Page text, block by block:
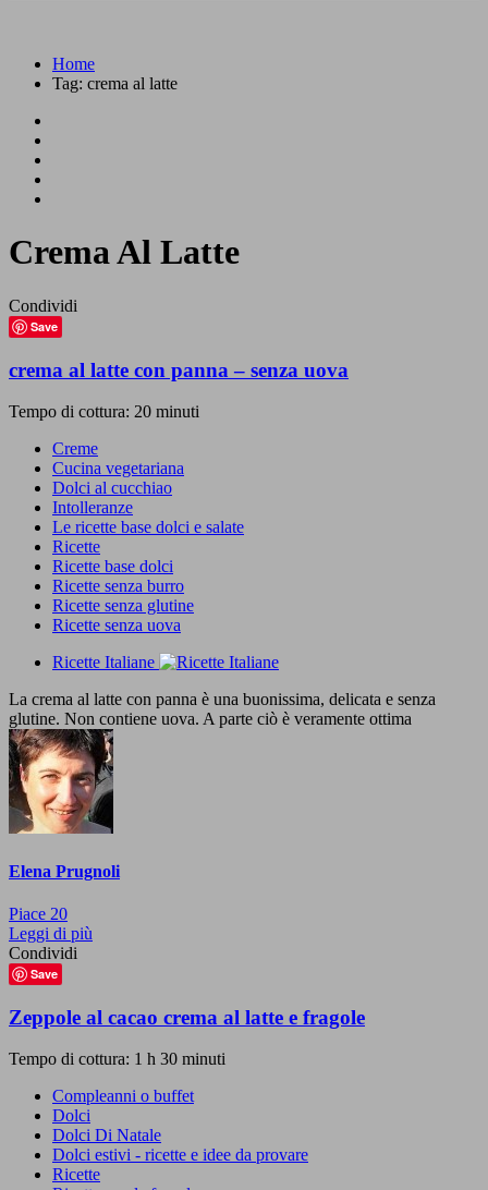
Home
Tag: crema al latte
Crema Al Latte
Condividi
Save
crema al latte con panna – senza uova
Tempo di cottura: 20 minuti
Creme
Cucina vegetariana
Dolci al cucchiao
Intolleranze
Le ricette base dolci e salate
Ricette
Ricette base dolci
Ricette senza burro
Ricette senza glutine
Ricette senza uova
Ricette Italiane
La crema al latte con panna è una buonissima, delicata e senza
glutine. Non contiene uova. A parte ciò è veramente ottima
Elena Prugnoli
Piace 20
Leggi di più
Condividi
Save
Zeppole al cacao crema al latte e fragole
Tempo di cottura: 1 h 30 minuti
Compleanni o buffet
Dolci
Dolci Di Natale
Dolci estivi - ricette e idee da provare
Ricette